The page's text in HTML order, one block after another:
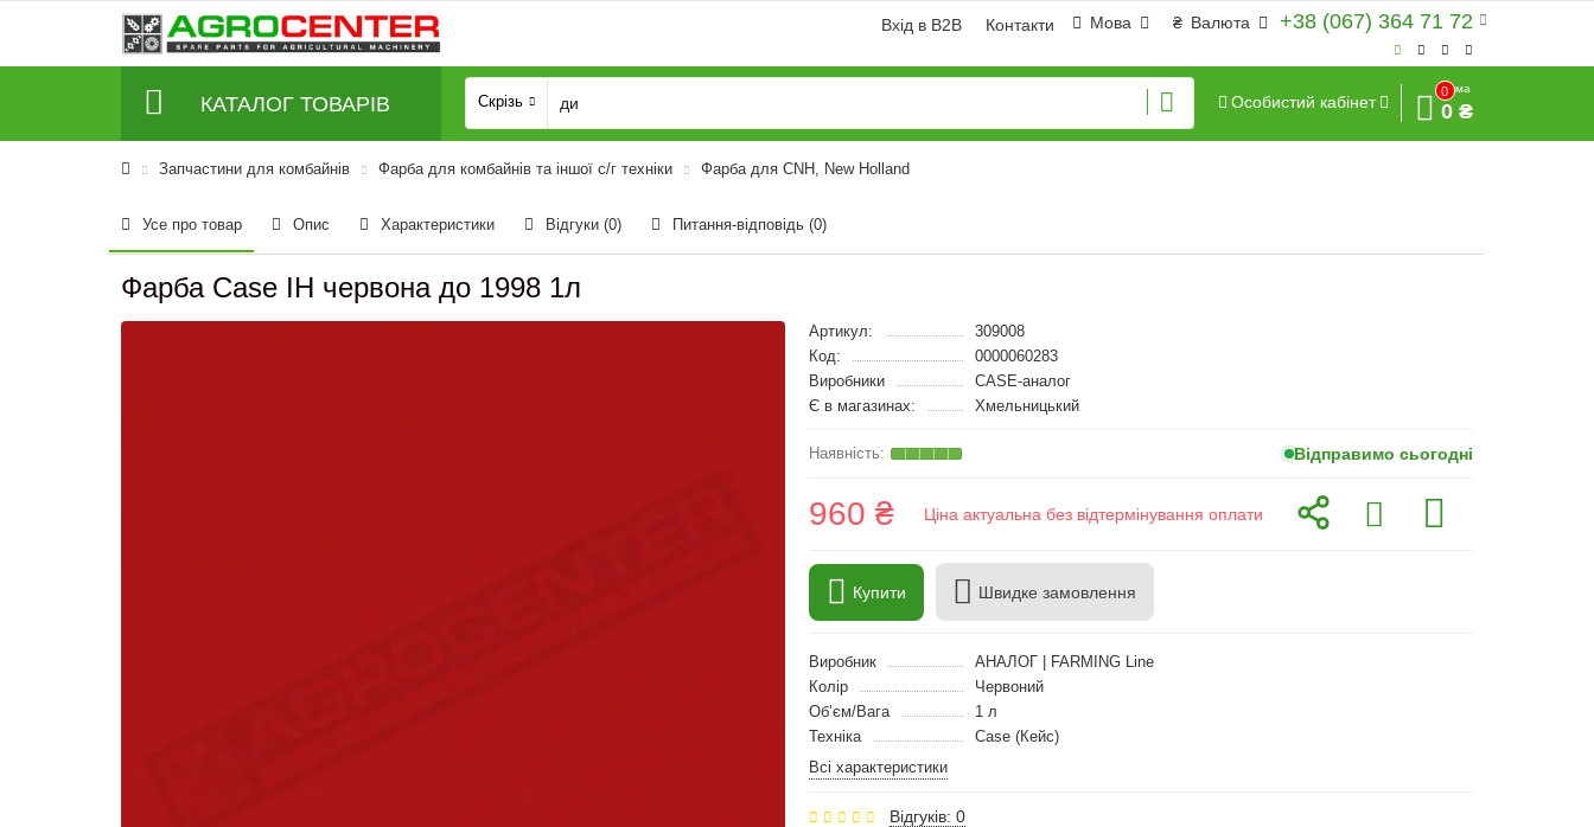
+38 (067) 364 71 72
₴ Валюта
Мова
Вхід в B2B Контакти
КАТАЛОГ ТОВАРІВ Скрізь Особистий кабінет
0
Сума
0 ₴
Запчастини для комбайнів Фарба для комбайнів та іншої с/г техніки Фарба для CNH, New Holland
Усе про товар Опис Характеристики Відгуки (0) Питання-відповідь (0)
Фарба Case IH червона до 1998 1л
Артикул:
309008
Код:
0000060283
Виробники
CASE-аналог
Є в магазинах:
Хмельницький
Відправимо сьогодні
960 ₴ Ціна актуальна без відтермінування оплати
Купити Швидке замовлення
Виробник
АНАЛОГ | FARMING Line
Колір
Червоний
Об’єм/Вага
1 л
Техніка
Case (Кейс)
Всі характеристики
Відгуків: 0